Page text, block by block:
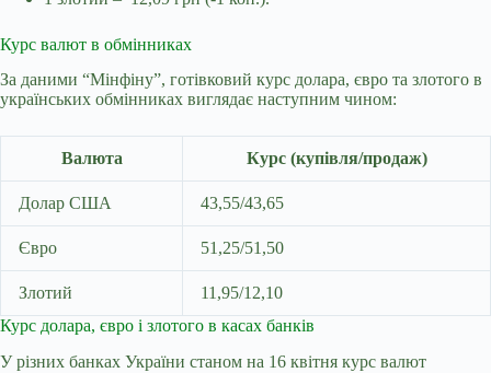
Курс валют в обмінниках
За даними “Мінфіну”, готівковий курс долара, євро та злотого в
українських обмінниках виглядає наступним чином:
Валюта Курс (купівля/продаж)
Долар США 43,55/43,65
Євро 51,25/51,50
Злотий
11,95/12,10
Курс долара, євро і злотого в касах банків
У різних банках України станом на 16 квітня курс валют